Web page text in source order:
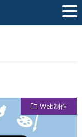
Web制作